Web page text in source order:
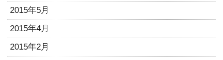
2015年5月
2015年4月
2015年2月